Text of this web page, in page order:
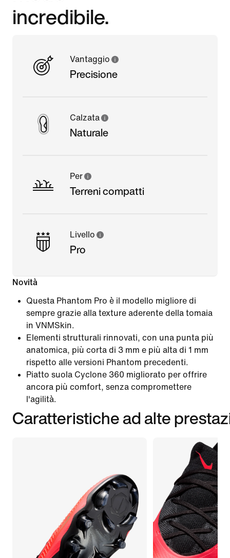
incredibile.
Vantaggio
Precisione
Calzata
Naturale
Per
Terreni compatti
Livello
Pro
Novità
Questa Phantom Pro è il modello migliore di
sempre grazie alla texture aderente della tomaia
in VNMSkin.
Elementi strutturali rinnovati, con una punta più
anatomica, più corta di 3 mm e più alta di 1 mm
rispetto alle versioni Phantom precedenti.
Piatto suola Cyclone 360 migliorato per offrire
ancora più comfort, senza compromettere
l'agilità.
Caratteristiche ad alte